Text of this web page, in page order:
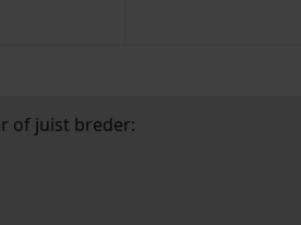
of juist breder: